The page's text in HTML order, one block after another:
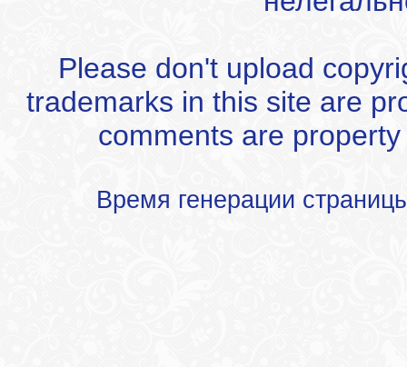
Please don't upload
trademarks in this site are
comments are
Время генерации